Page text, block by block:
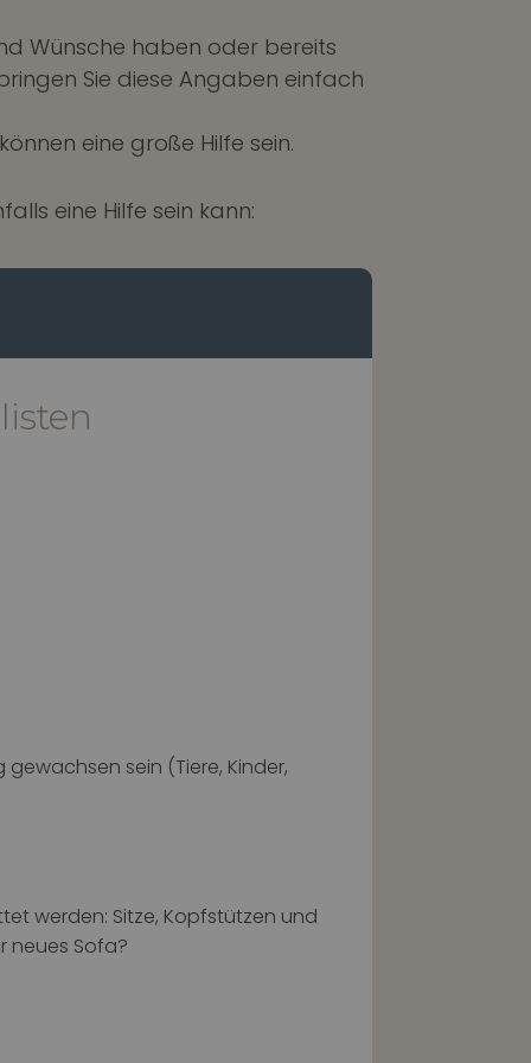
Wünsche haben oder bereits
Sie diese Angaben einfach
eine große Hilfe sein.
eine Hilfe sein kann:
sein (Tiere, Kinder,
werden: Sitze, Kopfstützen und
neues Sofa?